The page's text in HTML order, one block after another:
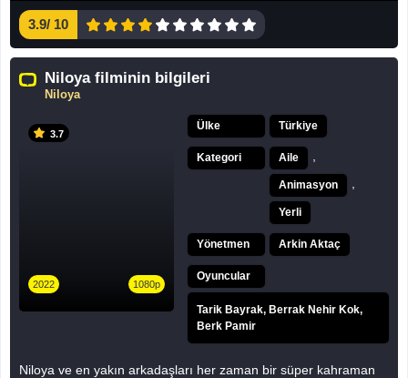
3.9/ 10
Niloya filminin bilgileri
Niloya
3.7
2022 1080p
Ülke Türkiye
Kategori Aile
Animasyon
Yerli
Yönetmen Arkin Aktaç
Oyuncular
Tarik Bayrak, Berrak Nehir Kok,
Berk Pamir
Niloya ve en yakın arkadaşları her zaman bir süper kahraman